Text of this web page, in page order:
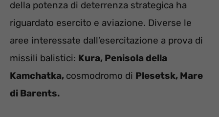
della potenza di deterrenza strategica ha
riguardato esercito e aviazione. Diverse le
aree interessate dall’esercitazione a prova di
missili balistici: Kura, Penisola della
Kamchatka, cosmodromo di Plesetsk, Mare
di Barents.